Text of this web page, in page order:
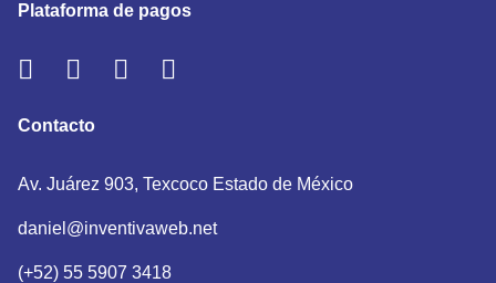
Plataforma de pagos
Contacto
Av. Juárez 903, Texcoco Estado de México
daniel@inventivaweb.net
(+52) 55 5907 3418